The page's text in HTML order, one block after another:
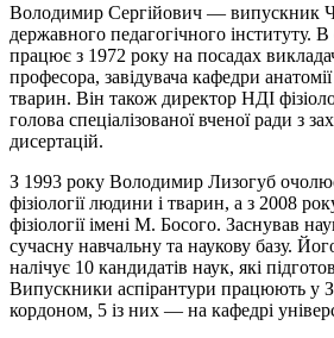
Володимир Сергійович — випускник
державного педагогічного інституту. В
працює з 1972 року на посадах
професора, завідувача кафедри анатомії
тварин. Він також директор НДІ
голова спеціалізованої вченої ради з
дисертацій.
З 1993 року Володимир Лизогуб
фізіології людини і тварин, а з 2008
фізіології імені М. Босого. Заснував
сучасну навчальну та наукову базу.
налічує 10 кандидатів наук, які
Випускники аспірантури працюють у
кордоном, 5 із них — на кафедрі